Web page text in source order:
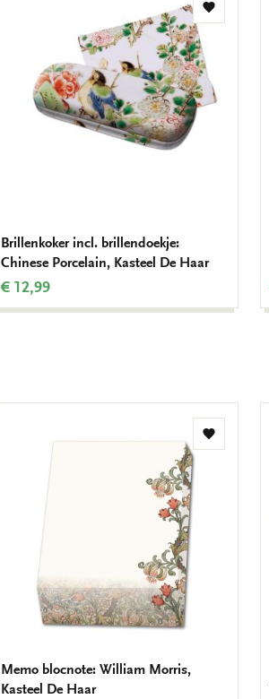
Toevoegen
Brillenkoker incl. brillendoekje:
Chinese Porcelain, Kasteel De Haar
€ 12,99
Toevoegen
Memo blocnote: William Morris,
Kasteel De Haar